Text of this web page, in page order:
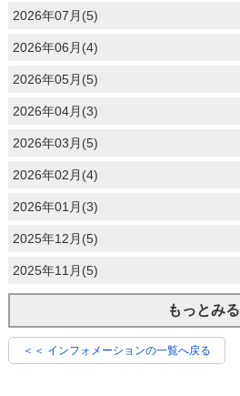
2026年07月(5)
2026年06月(4)
2026年05月(5)
2026年04月(3)
2026年03月(5)
2026年02月(4)
2026年01月(3)
2025年12月(5)
2025年11月(5)
もっとみる
＜＜ インフォメーションの一覧へ戻る